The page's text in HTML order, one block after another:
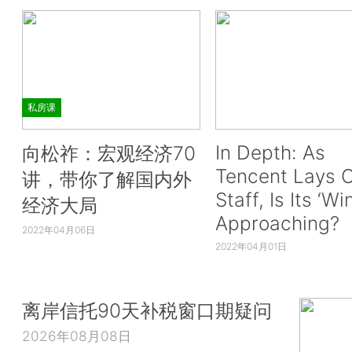
私房课
向松祚：宏观经济70
讲，带你了解国内外
经济大局
2022年04月06日
In Depth: As
Tencent Lays
Staff, Is Its
Approaching?
2022年04月01日
离岸信托90天补税窗口期疑问
2026年08月08日